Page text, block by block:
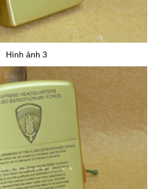
Hình ảnh 3